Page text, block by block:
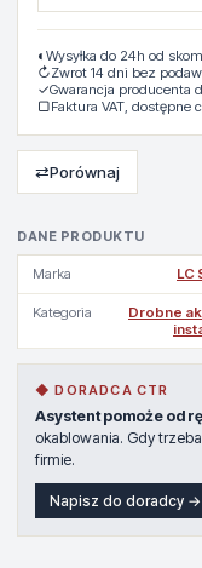
DANE PRODUKTU
Marka LC
Kategoria
Drobne
◆ DORADCA CTR
Asystent pomoże od
okablowania. Gdy
firmie.
Napisz do doradcy →
◐ Wysyłka do 24h od
↻Zwrot 14 dni bez
✓Gwarancja producenta
▢Faktura VAT, dostępne
⇄Porównaj